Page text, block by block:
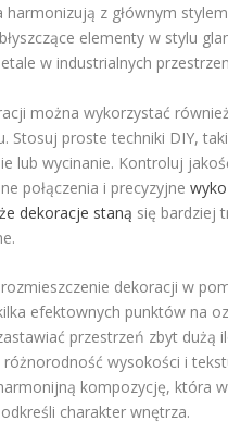
harmonizują z głównym
elementy w stylu
w industrialnych
można wykorzystać
Stosuj proste techniki DIY,
lub wycinanie. Kontroluj
połączenia i precyzyjne
dekoracje staną się bardziej
dekoracji w
efektownych punktów na
przestrzeń zbyt dużą
wysokości i
kompozycję, która
charakter wnętrza.